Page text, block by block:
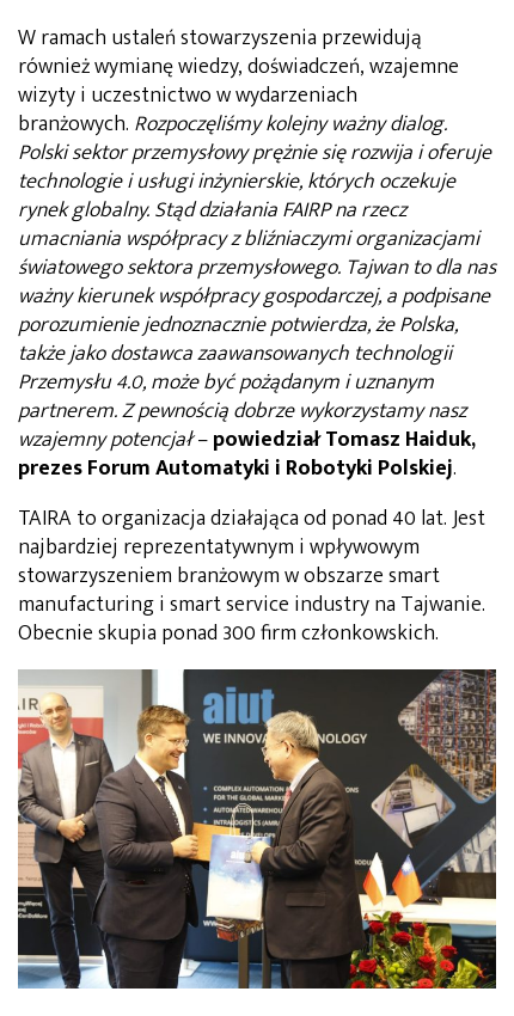
W ramach ustaleń stowarzyszenia przewidują
również wymianę wiedzy, doświadczeń, wzajemne
wizyty i uczestnictwo w wydarzeniach
branżowych. Rozpoczęliśmy kolejny ważny dialog.
Polski sektor przemysłowy prężnie się rozwija i oferuje
technologie i usługi inżynierskie, których oczekuje
rynek globalny. Stąd działania FAIRP na rzecz
umacniania współpracy z bliźniaczymi organizacjami
światowego sektora przemysłowego. Tajwan to dla nas
ważny kierunek współpracy gospodarczej, a podpisane
porozumienie jednoznacznie potwierdza, że Polska,
także jako dostawca zaawansowanych technologii
Przemysłu 4.0, może być pożądanym i uznanym
partnerem. Z pewnością dobrze wykorzystamy nasz
wzajemny potencjał–powiedział Tomasz Haiduk,
prezes Forum Automatyki i Robotyki Polskiej.
TAIRA to organizacja działająca od ponad 40 lat. Jest
najbardziej reprezentatywnym i wpływowym
stowarzyszeniem branżowym w obszarze smart
manufacturing i smart service industry na Tajwanie.
Obecnie skupia ponad 300 firm członkowskich.